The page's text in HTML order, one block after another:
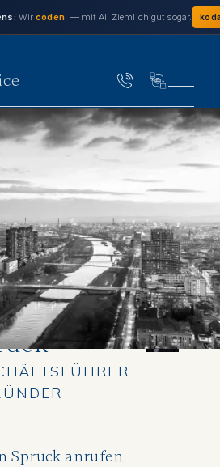
Wircoden — mit AI. Ziemlich gut sogar.
Spruck anrufen